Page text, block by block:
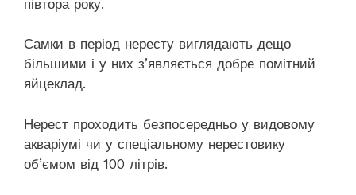
півтора року.
Самки в період нересту виглядають дещо
більшими і у них з’являється добре помітний
яйцеклад.
Нерест проходить безпосередньо у видовому
акваріумі чи у спеціальному нерестовику
об’ємом від 100 літрів.